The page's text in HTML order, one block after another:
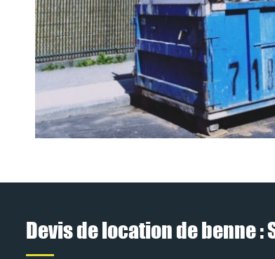
Devis de location de benne